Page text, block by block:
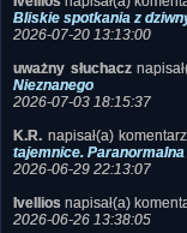
uważny słuchacz
Nieznanego
K.R.napisał(a) komentarz
tajemnice. Paranormalna
Ivelliosnapisał(a)
2026-06-26 13:38:05
Hekatombnapisał(a)
Malborku